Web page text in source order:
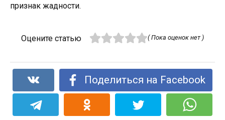
признак жадности.
Оцените статью ( Пока оценок нет )
Поделиться на Facebook